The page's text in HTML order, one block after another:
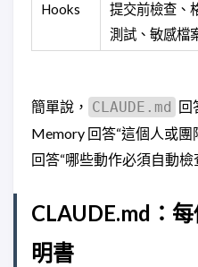
Hooks
提交前檢查、
測試、敏感檔
簡單說， CLAUDE.md 回
Memory 回答“這個人或
回答“哪些動作必須自動檢
CLAUDE.md：
明書